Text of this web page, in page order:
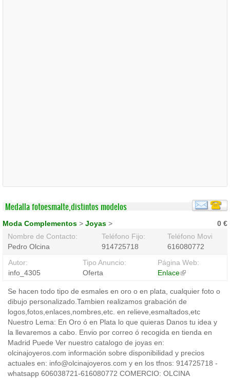
Medalla fotoesmalte,distintos modelos
0 €
Moda Complementos > Joyas >
Nombre de Contacto:
Pedro Olcina
Teléfono Fijo:
914725718
Teléfono Movil:
616080772
Autor:
info_4305
Tipo Anuncio:
Oferta
Página Web:
Enlace(link
external)
Se hacen todo tipo de esmales en oro o en plata, cualquier foto o
dibujo personalizado.Tambien realizamos grabación de
logos,fotos,enlaces,nombres,etc. en relieve,esmaltados,etc
Nuestro Lema: En Oro ó en Plata lo que quieras Danos tu idea y
la llevaremos a cabo. Envio por correo ó recogida en tienda en
Madrid Puede Ver nuestro catalogo de joyas en:
olcinajoyeros.com información sobre disponibilidad y precios
actuales en: info@olcinajoyeros.com y en los tfnos: 914725718 -
whatsapp 606038721-616080772 COMERCIO: OLCINA